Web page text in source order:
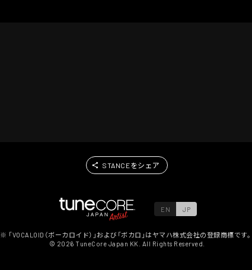
STANCEをシェア
EN JP
※ 「VOCALOID（ボーカロイド）」および「ボカロ」はヤマハ株式会社の登録商標です。
© 2026 TuneCore Japan KK. All Rights Reserved.